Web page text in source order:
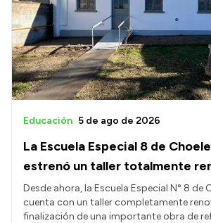
La Escuela Especial 8 de
estrenó un taller totalmente
Educación 5 de ago de 2026
Desde ahora, la Escuela Especial N° 8 de
cuenta con un taller completamente
finalización de una importante obra de